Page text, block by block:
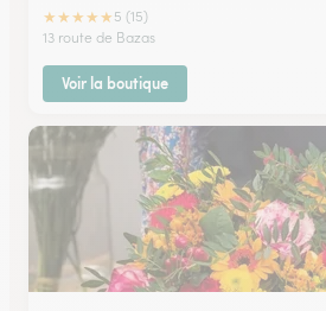
★★★★★ 5 (15)
13 route de Bazas
Voir la boutique